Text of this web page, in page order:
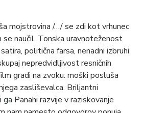
mojstrovina /…/ se zdi kot vrhunec
se naučil. Tonska uravnoteženost
politična farsa, nenadni izbruhi
nepredvidljivost resničnih
gradi na zvoku: moški posluša
zasliševalca. Briljantni
Panahi razvije v raziskovanje